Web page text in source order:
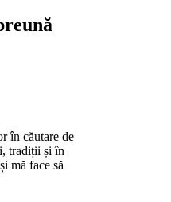
în căutare de
tradiții și în
mă face să